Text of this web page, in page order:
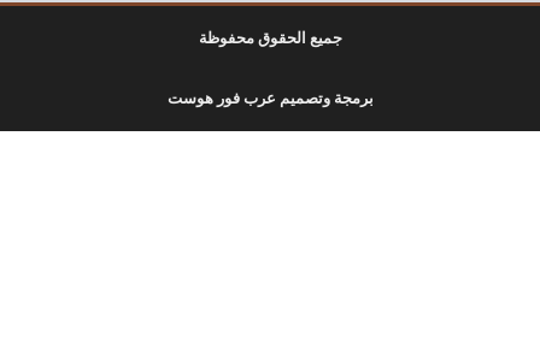
جميع الحقوق محفوظة
برمجة وتصميم عرب فور هوست